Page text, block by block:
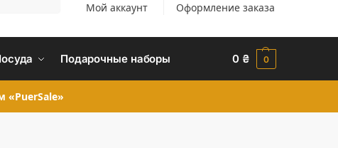
Мой аккаунт Оформление заказа
Подарочные наборы 0 ₴ 0
«PuerSale»